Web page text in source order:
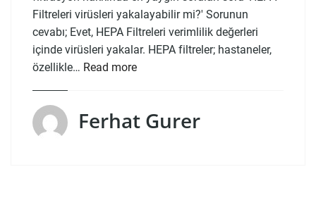
Filtreleri virüsleri yakalayabilir mi?' Sorunun
cevabı; Evet, HEPA Filtreleri verimlilik değerleri
içinde virüsleri yakalar. HEPA filtreler; hastaneler,
özellikle… Read more
Ferhat Gurer